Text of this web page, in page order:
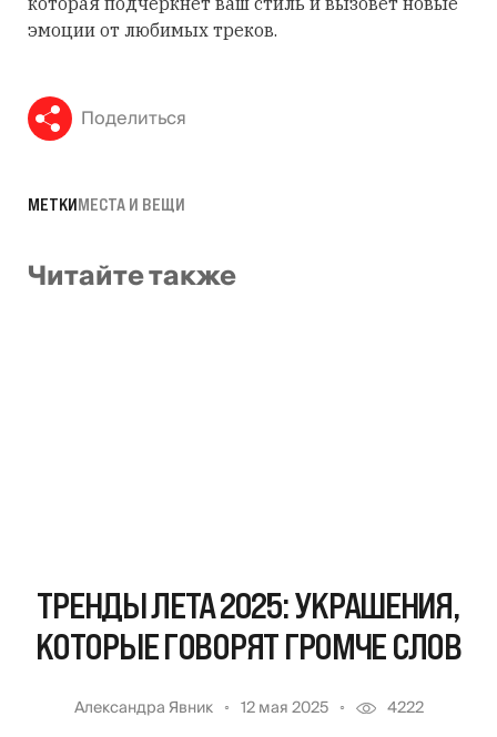
эмоции от любимых треков.
Поделиться
МЕТКИМЕСТА И ВЕЩИ
Читайте также
ТРЕНДЫ ЛЕТА 2025: УКРАШЕНИЯ,
КОТОРЫЕ ГОВОРЯТ ГРОМЧЕ СЛОВ
Александра Явник 12 мая 2025 4222